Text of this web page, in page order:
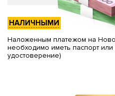
НАЛИЧНЫМИ
Наложенным платежом на
необходимо иметь паспорт или
удостоверение)